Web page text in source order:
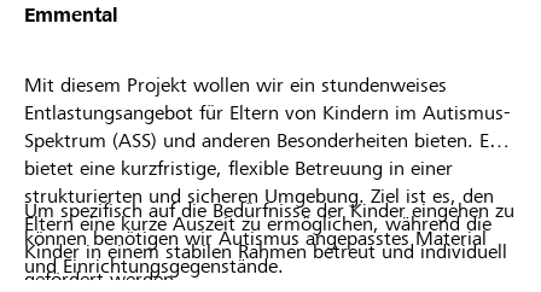
Partner / Banche Raiffeisen
Collegarsi
Registrazione
Emmental
Mit diesem Projekt wollen wir ein stundenweises
Entlastungsangebot für Eltern von Kindern im Autismus-
Spektrum (ASS) und anderen Besonderheiten bieten. Es
bietet eine kurzfristige, flexible Betreuung in einer
strukturierten und sicheren Umgebung. Ziel ist es, den
Eltern eine kurze Auszeit zu ermöglichen, während die
Kinder in einem stabilen Rahmen betreut und individuell
gefördert werden.
Um spezifisch auf die Bedürfnisse der Kinder eingehen zu
können benötigen wir Autismus angepasstes Material
und Einrichtungsgegenstände.